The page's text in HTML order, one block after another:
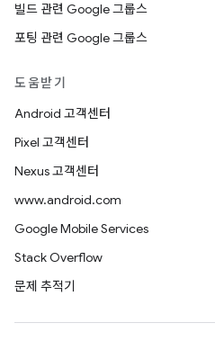
빌드 관련 Google 그룹스
포팅 관련 Google 그룹스
도움받기
Android 고객센터
Pixel 고객센터
Nexus 고객센터
www.android.com
Google Mobile Services
Stack Overflow
문제 추적기